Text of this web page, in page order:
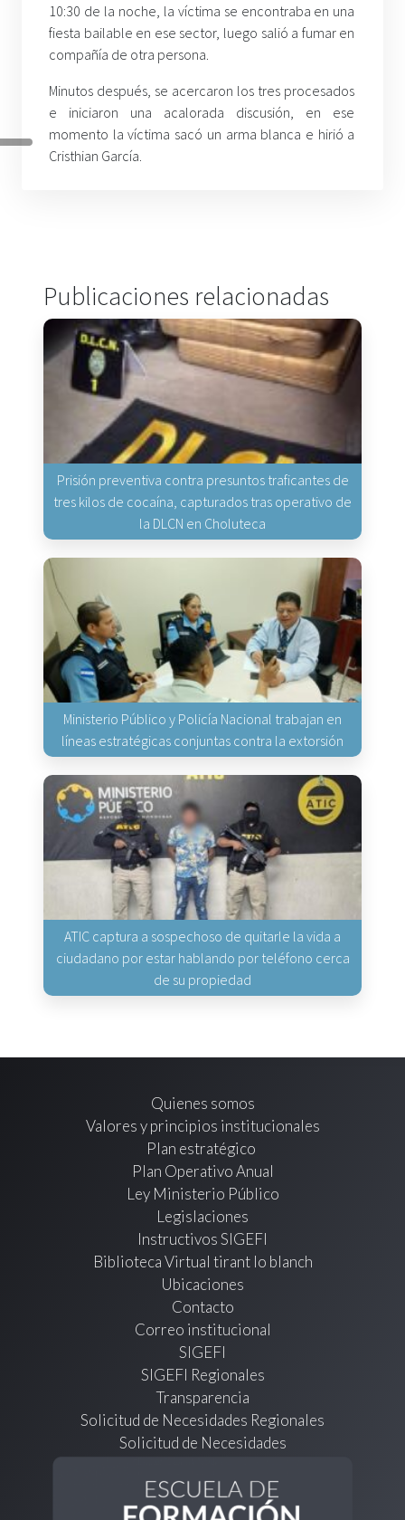
10:30 de la noche, la víctima se encontraba en una
fiesta bailable en ese sector, luego salió a fumar en
compañía de otra persona.
Minutos después, se acercaron los tres procesados
e iniciaron una acalorada discusión, en ese
momento la víctima sacó un arma blanca e hirió a
Cristhian García.
Publicaciones relacionadas
Prisión preventiva contra presuntos traficantes de
tres kilos de cocaína, capturados tras operativo de
la DLCN en Choluteca
Ministerio Público y Policía Nacional trabajan en
líneas estratégicas conjuntas contra la extorsión
ATIC captura a sospechoso de quitarle la vida a
ciudadano por estar hablando por teléfono cerca
de su propiedad
Quienes somos
Valores y principios institucionales
Plan estratégico
Plan Operativo Anual
Ley Ministerio Público
Legislaciones
Instructivos SIGEFI
Biblioteca Virtual tirant lo blanch
Ubicaciones
Contacto
Correo institucional
SIGEFI
SIGEFI Regionales
Transparencia
Solicitud de Necesidades Regionales
Solicitud de Necesidades